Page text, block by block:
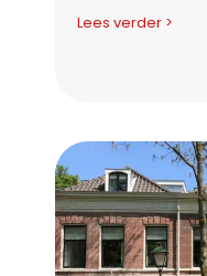
Lees verder >